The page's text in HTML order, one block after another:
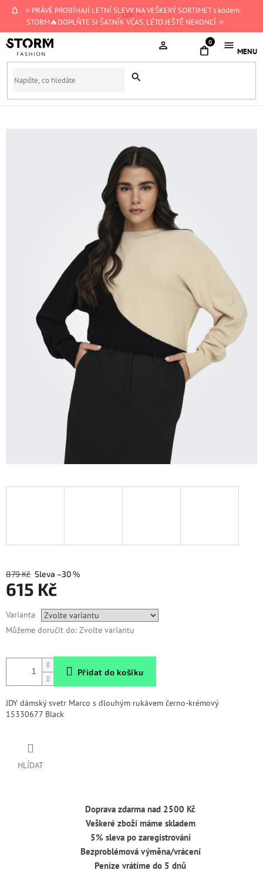
Přejít
🔅PRÁVĚ PROBÍHAJÍ LETNÍ SLEVY NA VEŠKERÝ SORTIMET s kódem:
STORM🔥DOPLŇTE SI ŠATNÍK VČAS, LÉTO JEŠTĚ NEKONCÍ 🔅
CZK
NÁKUPNÍ
879 Kč –30 %
615 Kč
cena:
Varianta
Můžeme doručit do: Zvolte variantu
Přidat do košíku
JDY dámský svetr Marco s dlouhým rukávem černo-krémový
15330677 Black
HLÍDAT
Doprava zdarma nad 2500 Kč
Veškeré zboží máme skladem
5% sleva po zaregistrování
Bezproblémová výměna/vrácení
Peníze vrátíme do 5 dnů